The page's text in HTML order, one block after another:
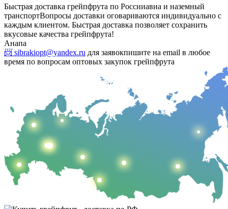
Быстрая доставка грейпфрута по Россииавиа и наземный
транспортВопросы доставки оговариваются индивидуально с
каждым клиентом. Быстрая доставка позволяет сохранить
вкусовые качества грейпфрута!
Анапа
📨 sibrakiopt@yandex.ru для заявокпишите на email в любое
время по вопросам оптовых закупок грейпфрута